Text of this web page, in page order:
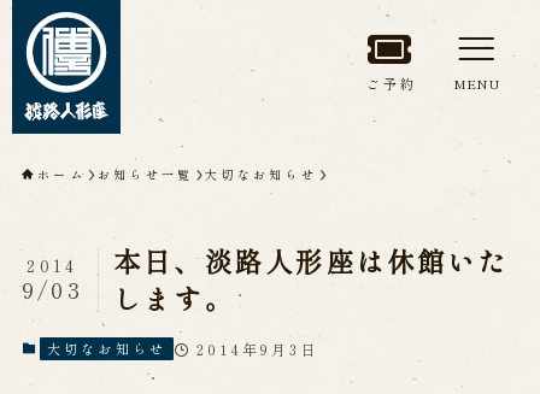
トップページ
淡路人形座について
淡路人形座とは
座員紹介
人間国宝 故鶴澤友路師匠
淡路人形座の成り立ち
淡路人形座で研修した人々
淡路人形浄瑠璃を受け継いで
ご予約 MENU
ホーム お知らせ一覧 大切なお知らせ
本日、淡路人形座は休館いた
します。
2014
9/03
大切なお知らせ 2014年9月3日